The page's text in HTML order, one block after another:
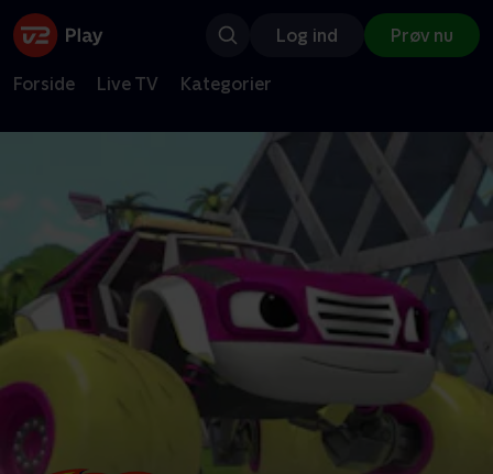
Log ind Prøv nu
Forside Live TV Kategorier